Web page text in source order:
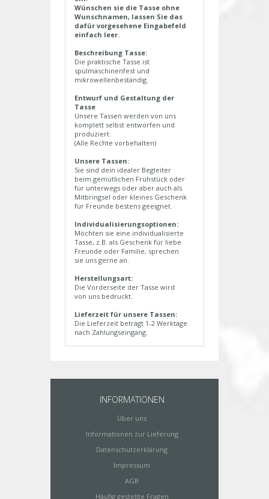
Wünschen sie die Tasse ohne
Wunschnamen, lassen Sie das
dafür vorgesehene Eingabefeld
einfach leer.
Beschreibung Tasse:
Die praktische Tasse ist
spülmaschinenfest und
mikrowellenbeständig.
Entwurf und Gestaltung der
Tasse
Unsere Tassen werden von uns
komplett selbst entworfen und
produziert.
(Alle Rechte vorbehalten)
Unsere Tassen:
Sie sind dein idealer Begleiter
beim gemütlichen Frühstück oder
für unterwegs oder aber auch als
Mitbringsel oder kleines Geschenk
für Freunde bestens geeignet.
Individualisierungsoptionen:
Möchten sie eine individualisierte
Tasse, z.B. als Geschenk für liebe
Freunde oder Familie, sprechen
sie uns gerne an.
Herstellungsart:
Die Vorderseite der Tasse wird
von uns bedruckt.
Lieferzeit für unsere Tassen:
Die Lieferzeit beträgt 1-2 Werktage
nach Zahlungseingang.
INFORMATIONEN
Über uns
Informationen zur Lieferung
Datenschutzerklärung
Impressum
AGB
Häufig gestellte Fragen